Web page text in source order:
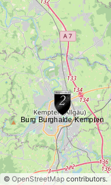
© OpenStreetMap contributors.